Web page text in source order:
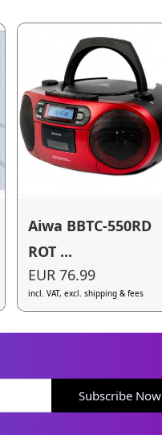
Aiwa BBTC-550RD
ROT ...
EUR 76.99
incl. VAT, excl. shipping & fees
Subscribe Now